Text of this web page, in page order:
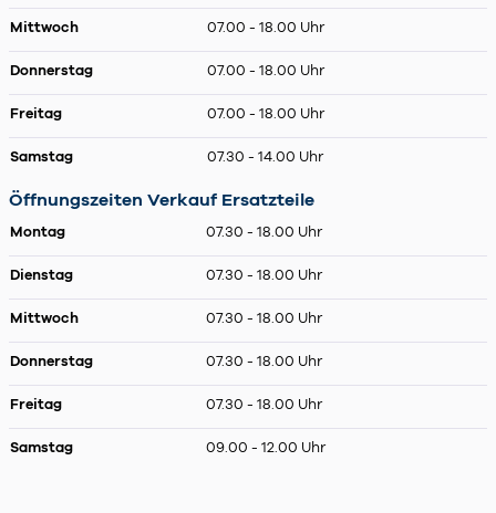
Mittwoch 07.00 - 18.00 Uhr
Donnerstag 07.00 - 18.00 Uhr
Freitag 07.00 - 18.00 Uhr
Samstag 07.30 - 14.00 Uhr
Öffnungszeiten Verkauf Ersatzteile
Montag 07.30 - 18.00 Uhr
Dienstag 07.30 - 18.00 Uhr
Mittwoch 07.30 - 18.00 Uhr
Donnerstag 07.30 - 18.00 Uhr
Freitag 07.30 - 18.00 Uhr
Samstag 09.00 - 12.00 Uhr